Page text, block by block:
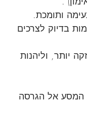
ותומכת.
בדיוק לצרכים
יותר, וליהנות
המסע אל הגרסה